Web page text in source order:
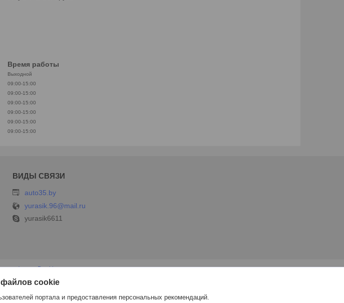
Время работы
Выходной
09:00-15:00
09:00-15:00
09:00-15:00
09:00-15:00
09:00-15:00
09:00-15:00
auto35.by
yurasik.96@mail.ru
yurasik6611
платформе Deal.by
файлов cookies
cookie
портала и предоставления персональных рекомендаций.
Пожаловаться на контент
▼